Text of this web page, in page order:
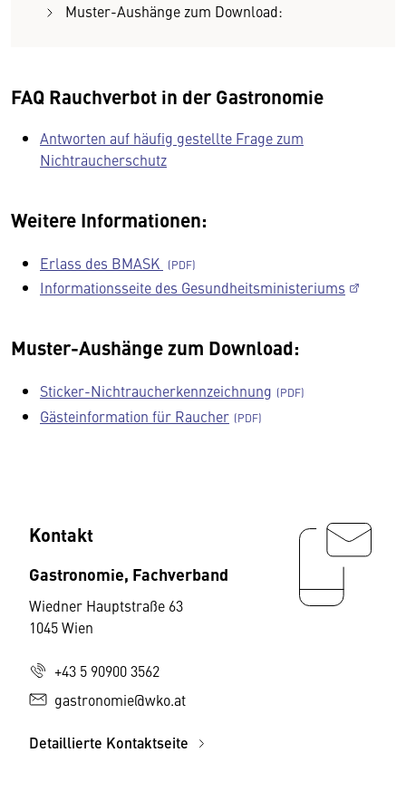
Muster-Aushänge zum Download:
FAQ Rauchverbot in der Gastronomie
Antworten auf häufig gestellte Frage zum
Nichtraucherschutz
Weitere Informationen:
Erlass des BMASK
Informationsseite des Gesundheitsministeriums
Muster-Aushänge zum Download:
Sticker-Nichtraucherkennzeichnung
Gästeinformation für Raucher
Kontakt
Gastronomie, Fachverband
Wiedner Hauptstraße 63
1045 Wien
+43 5 90900 3562
gastronomie@wko.at
Detaillierte Kontaktseite